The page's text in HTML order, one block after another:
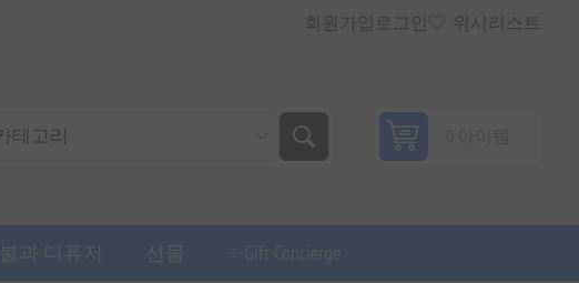
회원가입 로그인 위시리스트
과 디퓨저 선물 ✨Gift Concierge